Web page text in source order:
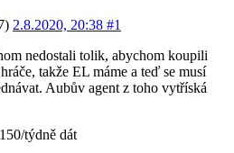
2.8.2020, 20:38 #1
nedostali tolik, abychom koupili
takže EL máme a teď se musí
Aubův agent z toho vytříská
týdně dát